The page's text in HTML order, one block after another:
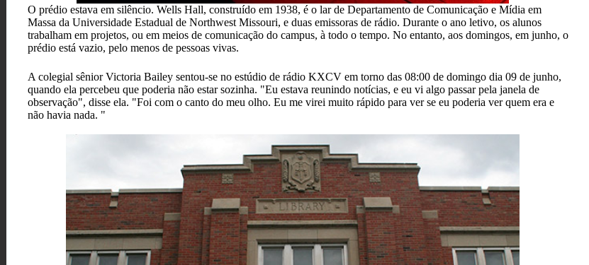
O prédio estava em silêncio. Wells Hall, construído em 1938, é o lar de Departamento de Comunicação e Mídia em
Massa da Universidade Estadual de Northwest Missouri, e duas emissoras de rádio. Durante o ano letivo, os alunos
trabalham em projetos, ou em meios de comunicação do campus, à todo o tempo. No entanto, aos domingos, em junho, o
prédio está vazio, pelo menos de pessoas vivas.
A colegial sênior Victoria Bailey sentou-se no estúdio de rádio KXCV em torno das 08:00 de domingo dia 09 de junho,
quando ela percebeu que poderia não estar sozinha. "Eu estava reunindo notícias, e eu vi algo passar pela janela de
observação", disse ela. "Foi com o canto do meu olho. Eu me virei muito rápido para ver se eu poderia ver quem era e
não havia nada. "